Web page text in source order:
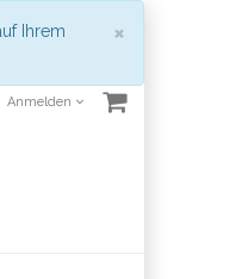
×
Ihrem
Anmelden